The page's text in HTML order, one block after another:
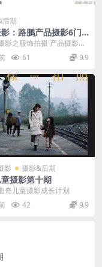
后期
：路鹏产品摄影6门
集
影之服饰拍摄 产品摄影之
摄 产品摄影之...
61 9.9
影 摄影&后期
摄影第十期
奇儿童摄影成长计划
42 9.9